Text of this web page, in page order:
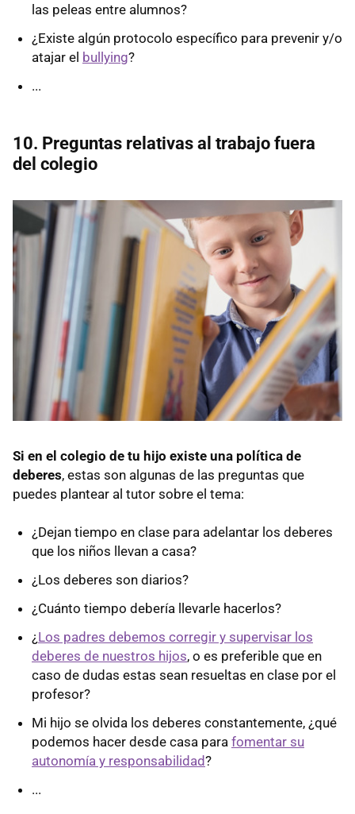
las peleas entre alumnos?
¿Existe algún protocolo específico para prevenir y/o
atajar el bullying?
...
10. Preguntas relativas al trabajo fuera
del colegio
Si en el colegio de tu hijo existe una política de
deberes, estas son algunas de las preguntas que
puedes plantear al tutor sobre el tema:
¿Dejan tiempo en clase para adelantar los deberes
que los niños llevan a casa?
¿Los deberes son diarios?
¿Cuánto tiempo debería llevarle hacerlos?
¿ Los padres debemos corregir y supervisar los
deberes de nuestros hijos, o es preferible que en
caso de dudas estas sean resueltas en clase por el
profesor?
Mi hijo se olvida los deberes constantemente, ¿qué
podemos hacer desde casa para fomentar su
autonomía y responsabilidad?
...